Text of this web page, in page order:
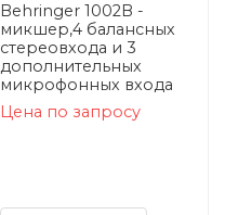
Behringer 1002B -
микшер,4 балансных
стереовхода и 3
дополнительных
микрофонных входа
Цена по запросу